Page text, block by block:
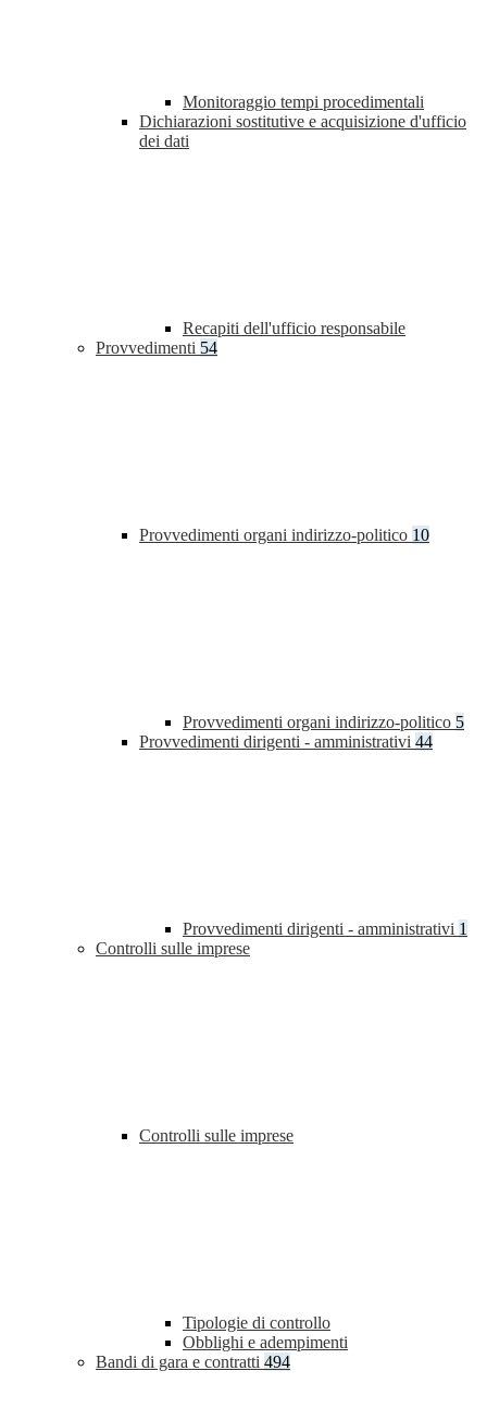
Monitoraggio tempi procedimentali
Dichiarazioni sostitutive e acquisizione d'ufficio
dei dati
Recapiti dell'ufficio responsabile
Provvedimenti 54
Provvedimenti organi indirizzo-politico 10
Provvedimenti organi indirizzo-politico 5
Provvedimenti dirigenti - amministrativi 44
Provvedimenti dirigenti - amministrativi 1
Controlli sulle imprese
Controlli sulle imprese
Tipologie di controllo
Obblighi e adempimenti
Bandi di gara e contratti 494